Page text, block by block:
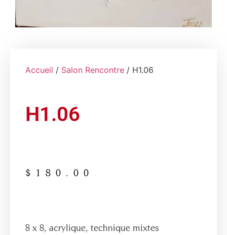
Accueil / Salon Rencontre / H1.06
H1.06
$ 180.00
8 x 8, acrylique, technique mixtes